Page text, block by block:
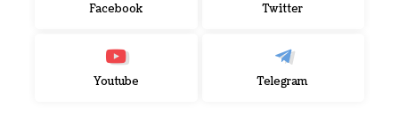
Facebook Twitter
Youtube Telegram